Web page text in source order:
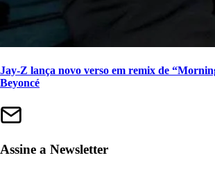
Jay-Z lança novo verso em remix de
Beyoncé
Assine a Newsletter